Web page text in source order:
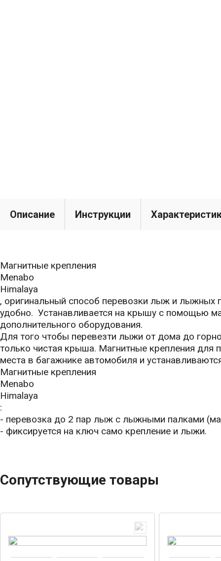
Описание Инструкции
Магнитные крепления
Menabo
Himalaya
, оригинальный способ перевозки лыж и лыжных
удобно. Устанавливается на крышу с помощью
дополнительного оборудования.
Для того чтобы перевезти лыжи от дома до
только чистая крыша. Магнитные крепления для
места в багажнике автомобиля и
Магнитные крепления
Menabo
Himalaya
:
- перевозка до 2 пар лыж с лыжными палками
- фиксируется на ключ само крепление и лыжи.
Сопутствующие товары